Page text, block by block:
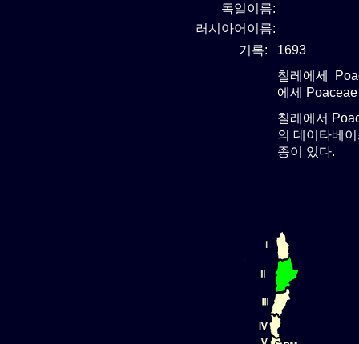
독일이름:
러시아어이름:
기록:
1693
칠레에세
에세
칠레에서
의 데이타베
종이 있다.